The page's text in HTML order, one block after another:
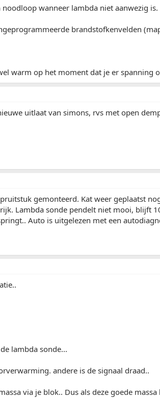
noodloop wanneer lambda niet aanwezig is.
brandstofkenvelden
warm op het moment dat je er spanning
uitlaat van simons, rvs met open
gemonteerd. Kat weer geplaatst
Lambda sonde pendelt niet mooi, blijft
Auto is uitgelezen met een
lambda sonde...
andere is de signaal draad..
via je blok.. Dus als deze goede